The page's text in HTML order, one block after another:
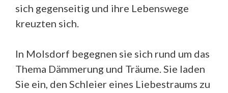
sich gegenseitig und ihre Lebenswege
kreuzten sich.
In Molsdorf begegnen sie sich rund um das
Thema Dämmerung und Träume. Sie laden
Sie ein, den Schleier eines Liebestraums zu